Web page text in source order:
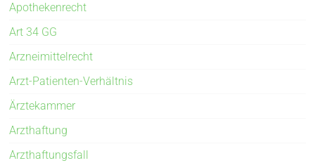
Apothekenrecht
Art 34 GG
Arzneimittelrecht
Arzt-Patienten-Verhältnis
Ärztekammer
Arzthaftung
Arzthaftungsfall